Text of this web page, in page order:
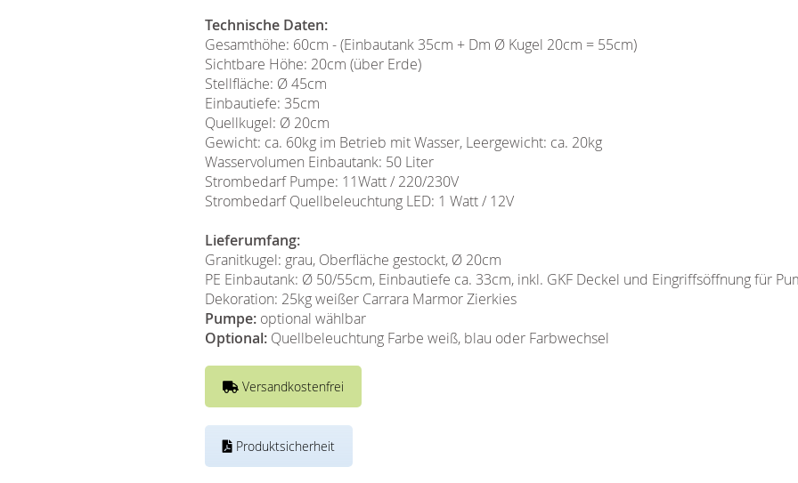
Technische Daten:
Gesamthöhe: 60cm - (Einbautank 35cm + Dm Ø Kugel 20cm = 55cm)
Sichtbare Höhe: 20cm (über Erde)
Stellfläche: Ø 45cm
Einbautiefe: 35cm
Quellkugel: Ø 20cm
Gewicht: ca. 60kg im Betrieb mit Wasser, Leergewicht: ca. 20kg
Wasservolumen Einbautank: 50 Liter
Strombedarf Pumpe: 11Watt / 220/230V
Strombedarf Quellbeleuchtung LED: 1 Watt / 12V
Lieferumfang:
Granitkugel: grau, Oberfläche gestockt, Ø 20cm
PE Einbautank: Ø 50/55cm, Einbautiefe ca. 33cm, inkl. GKF Deckel und Eingriffsöffnung für
Dekoration: 25kg weißer Carrara Marmor Zierkies
Pumpe: optional wählbar
Optional: Quellbeleuchtung Farbe weiß, blau oder Farbwechsel
Versandkostenfrei
Produktsicherheit